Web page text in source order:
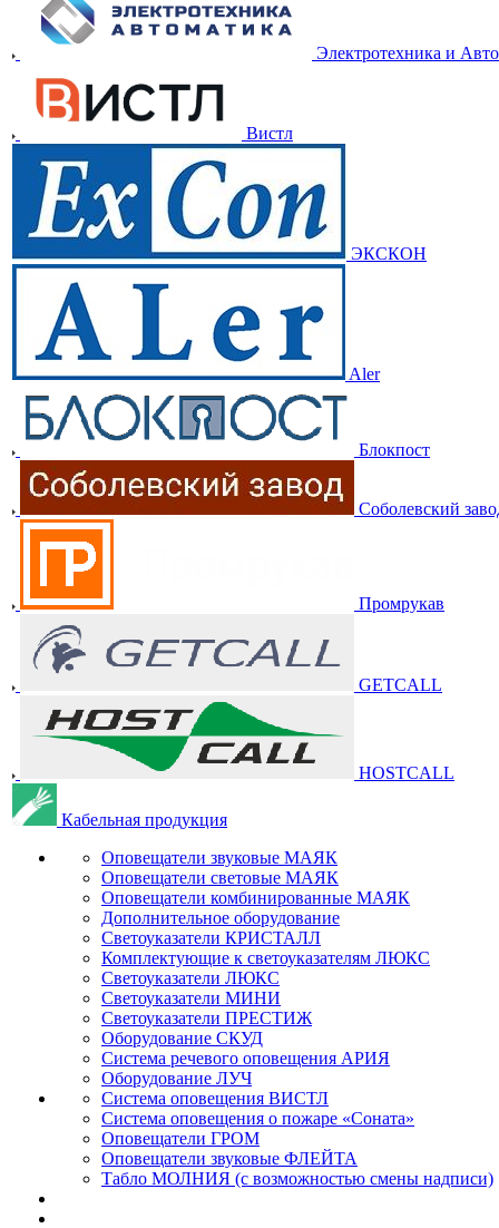
Электротехника и
Вистл
ЭКСКОН
Aler
Блокпост
Соболевский
Промрукав
GETCALL
HOSTCALL
Кабельная продукция
Оповещатели звуковые МАЯК
Оповещатели световые МАЯК
Оповещатели комбинированные МАЯК
Дополнительное оборудование
Светоуказатели КРИСТАЛЛ
Комплектующие к светоуказателям ЛЮКС
Светоуказатели ЛЮКС
Светоуказатели МИНИ
Светоуказатели ПРЕСТИЖ
Оборудование СКУД
Система речевого оповещения АРИЯ
Оборудование ЛУЧ
Система оповещения ВИСТЛ
Система оповещения о пожаре «Соната»
Оповещатели ГРОМ
Оповещатели звуковые ФЛЕЙТА
Табло МОЛНИЯ (с возможностью смены надписи)